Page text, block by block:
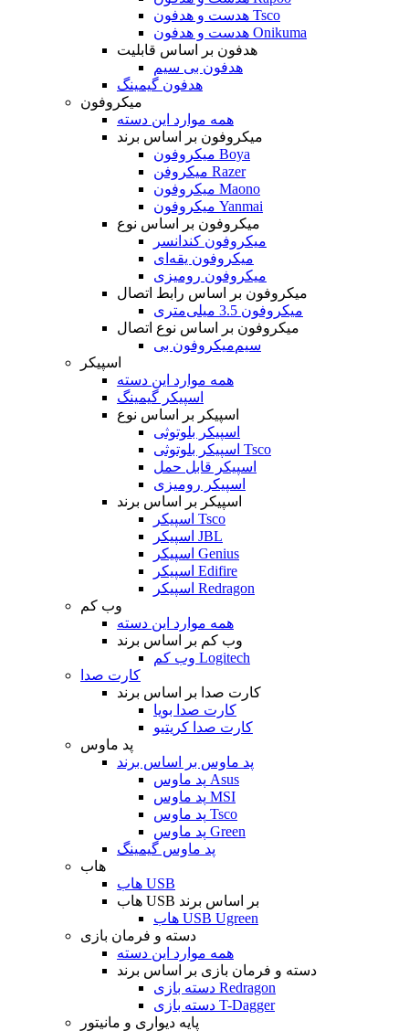
هدست و هدفون Tsco
هدست و هدفون Onikuma
هدفون بر اساس قابلیت
هدفون بی سیم
هدفون گیمینگ
میکروفون
همه موارد این دسته
میکروفون بر اساس برند
میکروفون Boya
میکروفن Razer
میکروفون Maono
میکروفون Yanmai
میکروفون بر اساس نوع
میکروفون کندانسر
میکروفون یقه‌ای
میکروفون رومیزی
میکروفون بر اساس رابط اتصال
میکروفون 3.5 میلی‌متری
میکروفون بر اساس نوع اتصال
میکروفون بی‌‎سیم
اسپیکر
همه موارد این دسته
اسپیکر گیمینگ
اسپیکر بر اساس نوع
اسپیکر بلوتوثی
اسپیکر بلوتوثی Tsco
اسپیکر قابل حمل
اسپیکر رومیزی
اسپیکر بر اساس برند
اسپیکر Tsco
اسپیکر JBL
اسپیکر Genius
اسپیکر Edifire
اسپیکر Redragon
وب کم
همه موارد این دسته
وب کم بر اساس برند
وب کم Logitech
کارت صدا
کارت صدا بر اساس برند
کارت صدا بویا
کارت صدا کریتیو
پد ماوس
پد ماوس بر اساس برند
پد ماوس Asus
پد ماوس MSI
پد ماوس Tsco
پد ماوس Green
پد ماوس گیمینگ
هاب
هاب USB
هاب USB بر اساس برند
هاب USB Ugreen
دسته و فرمان بازی
همه موارد این دسته
دسته و فرمان بازی بر اساس برند
دسته بازی Redragon
دسته بازی T-Dagger
پایه دیواری و مانیتور